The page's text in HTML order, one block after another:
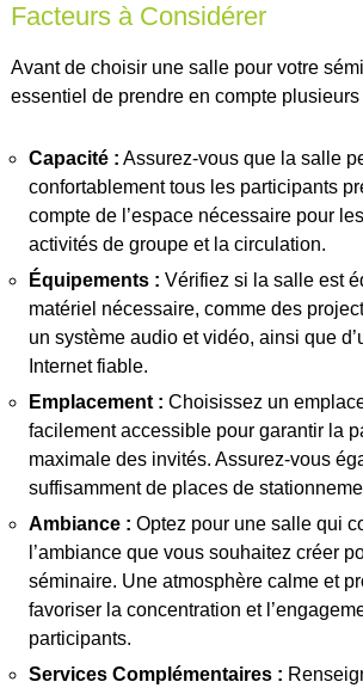
Facteurs à Considérer
Avant de choisir une salle pour votre
essentiel de prendre en compte plusieurs
Capacité : Assurez-vous que la salle
confortablement tous les participants
compte de l’espace nécessaire pour
activités de groupe et la circulation.
Équipements : Vérifiez si la salle est
matériel nécessaire, comme des
un système audio et vidéo, ainsi que
Internet fiable.
Emplacement : Choisissez un
facilement accessible pour garantir la
maximale des invités. Assurez-vous
suffisamment de places de
Ambiance : Optez pour une salle qui
l’ambiance que vous souhaitez créer
séminaire. Une atmosphère calme et
favoriser la concentration et
participants.
Services Complémentaires :